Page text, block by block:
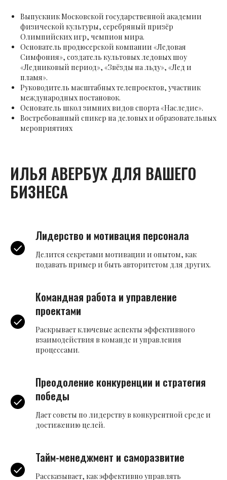
Выпускник Московской государственной академии
физической культуры, серебряный призёр
Олимпийских игр, чемпион мира.
Основатель продюсерской компании «Ледовая
Симфония», создатель культовых ледовых шоу
«Ледниковый период», «Звёзды на льду», «Лед и
пламя».
Руководитель масштабных телепроектов, участник
международных постановок.
Основатель школ зимних видов спорта «Наследие».
Востребованный спикер на деловых и образовательных
мероприятиях
ИЛЬЯ АВЕРБУХ ДЛЯ ВАШЕГО
БИЗНЕСА
Лидерство и мотивация персонала
Делится секретами мотивации и опытом, как
подавать пример и быть авторитетом для других.
Командная работа и управление
проектами
Раскрывает ключевые аспекты эффективного
взаимодействия в команде и управления
процессами.
Преодоление конкуренции и стратегия
победы
Дает советы по лидерству в конкурентной среде и
достижению целей.
Тайм-менеджмент и саморазвитие
Рассказывает, как эффективно управлять